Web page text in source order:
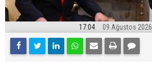
17:04 09 Ağustos 2026